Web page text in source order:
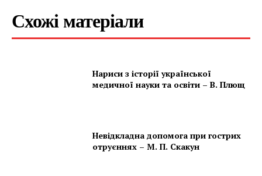
Схожі матеріали
Нариси з історії української
медичної науки та освіти – В. Плющ
Невідкладна допомога при гострих
отруєннях – М. П. Скакун